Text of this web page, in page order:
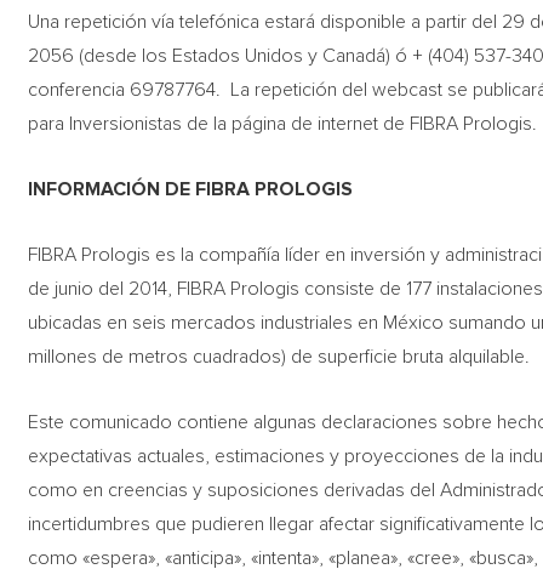
Una repetición vía telefónica estará disponible a partir del 29
2056 (desde los Estados Unidos y Canadá) ó + (404) 537-
conferencia 69787764. La repetición del webcast se
para Inversionistas de la página de internet de FIBRA Prologis.
INFORMACIÓN DE FIBRA PROLOGIS
FIBRA Prologis es la compañía líder en inversión y
de junio del 2014, FIBRA Prologis consiste de 177
ubicadas en seis mercados industriales en México sumando
millones de metros cuadrados) de superficie bruta alquilable.
Este comunicado contiene algunas declaraciones sobre
expectativas actuales, estimaciones y proyecciones de la
como en creencias y suposiciones derivadas del
incertidumbres que pudieren llegar afectar significativamente
como «espera», «anticipa», «intenta», «planea», «cree»,